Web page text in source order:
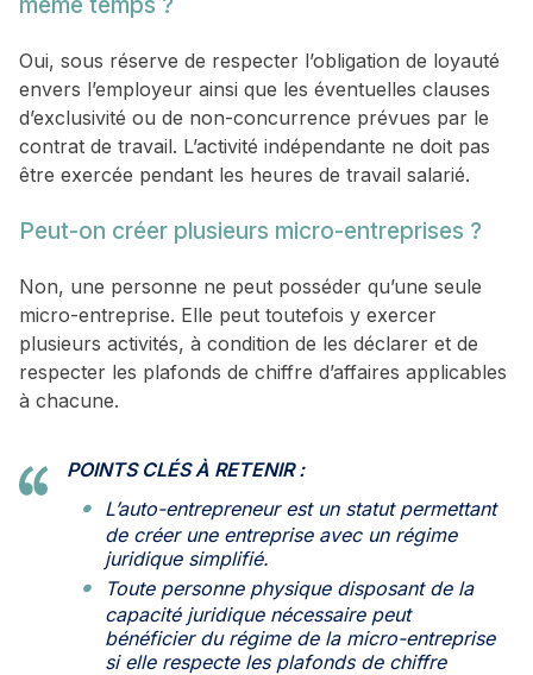
Oui, sous réserve de respecter l’obligation de loyauté
envers l’employeur ainsi que les éventuelles clauses
d’exclusivité ou de non-concurrence prévues par le
contrat de travail. L’activité indépendante ne doit pas
être exercée pendant les heures de travail salarié.
Peut-on créer plusieurs micro-entreprises ?
Non, une personne ne peut posséder qu’une seule
micro-entreprise. Elle peut toutefois y exercer
plusieurs activités, à condition de les déclarer et de
respecter les plafonds de chiffre d’affaires applicables
à chacune.
POINTS CLÉS À RETENIR :
L’auto-entrepreneur est un statut permettant
de créer une entreprise avec un régime
juridique simplifié.
Toute personne physique disposant de la
capacité juridique nécessaire peut
bénéficier du régime de la micro-entreprise
si elle respecte les plafonds de chiffre